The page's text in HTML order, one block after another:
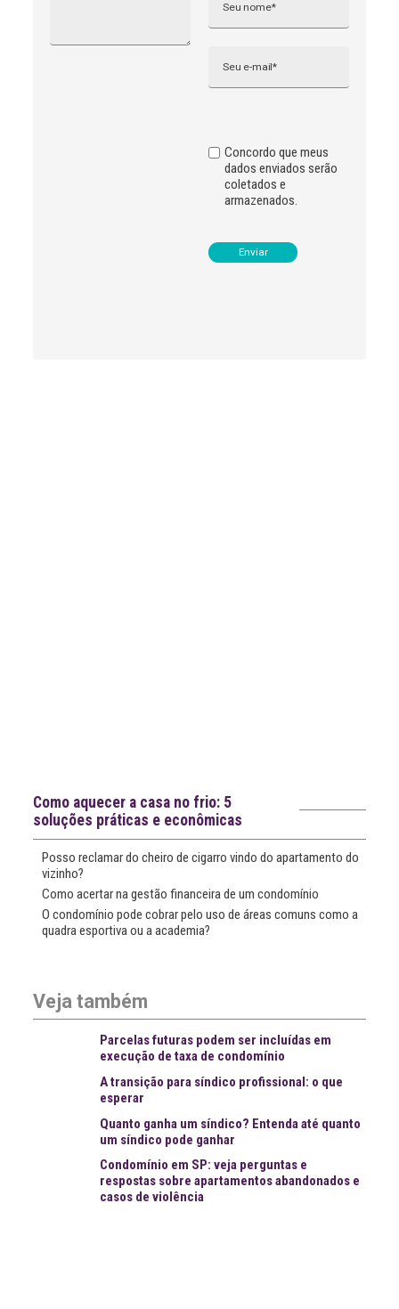
Concordo que meus
dados enviados serão
coletados e
armazenados.
n
Notícias recentes
Como aquecer a casa no frio: 5
soluções práticas e econômicas
Posso reclamar do cheiro de cigarro vindo do apartamento do
vizinho?
Como acertar na gestão financeira de um condomínio
O condomínio pode cobrar pelo uso de áreas comuns como a
quadra esportiva ou a academia?
Veja também
Parcelas futuras podem ser incluídas em
execução de taxa de condomínio
A transição para síndico profissional: o que
esperar
Quanto ganha um síndico? Entenda até quanto
um síndico pode ganhar
Condomínio em SP: veja perguntas e
respostas sobre apartamentos abandonados e
casos de violência